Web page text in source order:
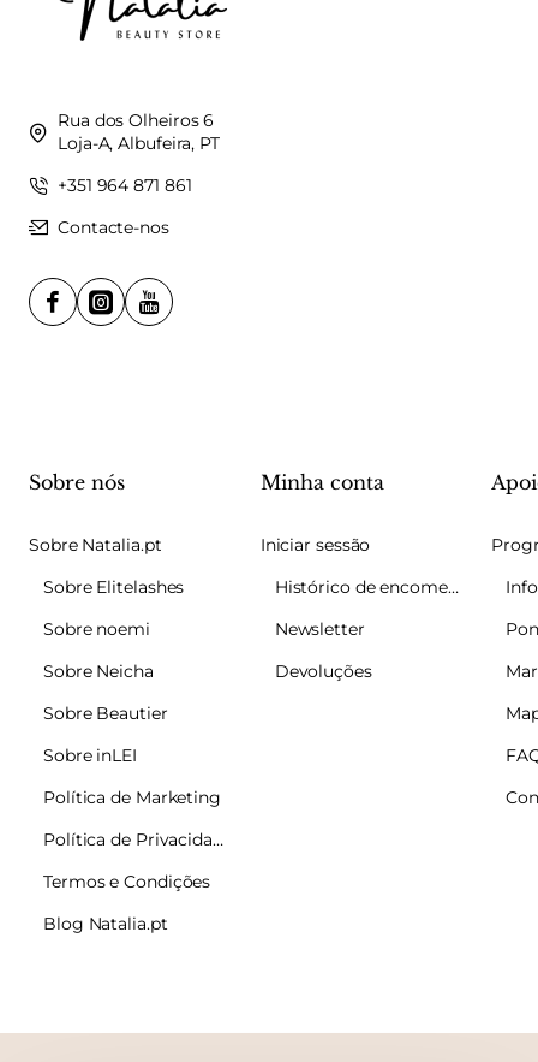
Rua dos Olheiros 6
Loja-A, Albufeira, PT
+351 964 871 861
Contacte-nos
Sobre nós
Sobre Natalia.pt
Sobre Elitelashes
Sobre noemi
Sobre Neicha
Sobre Beautier
Sobre inLEI
Política de Marketing
Política de Privacidade
Termos e Condições
Blog Natalia.pt
Minha conta
Iniciar sessão
Histórico de encomendas
Newsletter
Devoluções